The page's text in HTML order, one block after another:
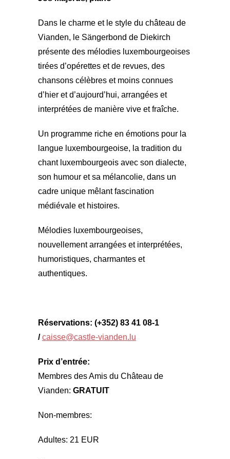
Dans le charme et le style du château de
Vianden, le Sängerbond de Diekirch
présente des mélodies luxembourgeoises
tirées d’opérettes et de revues, des
chansons célèbres et moins connues
d’hier et d’aujourd’hui, arrangées et
interprétées de manière vive et fraîche.
Un programme riche en émotions pour la
langue luxembourgeoise, la tradition du
chant luxembourgeois avec son dialecte,
son humour et sa mélancolie, dans un
cadre unique mêlant fascination
médiévale et histoires.
Mélodies luxembourgeoises,
nouvellement arrangées et interprétées,
humoristiques, charmantes et
authentiques.
Réservations: (+352) 83 41 08-1
/caisse@castle-vianden.lu
Prix d’entrée:
Membres des Amis du Château de
Vianden: GRATUIT
Non-membres:
Adultes: 21 EUR